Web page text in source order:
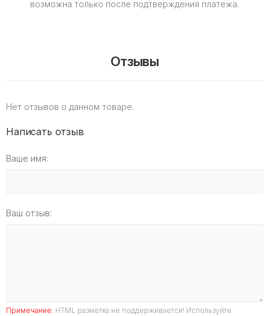
возможна только после подтверждения платежа.
Отзывы
Нет отзывов о данном товаре.
Написать отзыв
Ваше имя:
Ваш отзыв:
Примечание: HTML разметка не поддерживается! Используйте